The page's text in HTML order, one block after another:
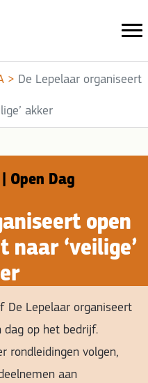
> De Lepelaar organiseert
akker
Open Dag
open
naar ‘veilige’
De Lepelaar organiseert
dag op het bedrijf.
rondleidingen volgen,
aan